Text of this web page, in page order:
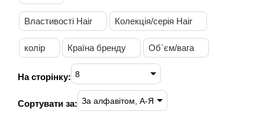
Властивості Hair Колекція/серія Hair
колір Країна бренду Об`єм/вага
На сторінку: 8
Сортувати за: За алфавітом, А-Я